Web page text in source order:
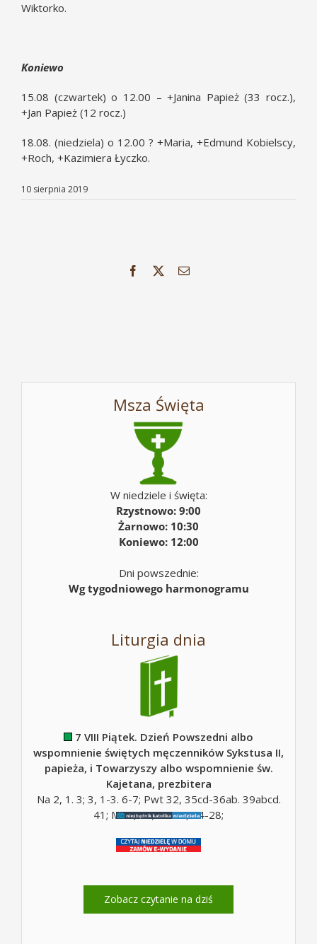
Wiktorko.
Koniewo
15.08 (czwartek) o 12.00 – +Janina Papież (33 rocz.),
+Jan Papież (12 rocz.)
18.08. (niedziela) o 12.00 ? +Maria, +Edmund Kobielscy,
+Roch, +Kazimiera Łyczko.
10 sierpnia 2019
Facebook Email
Msza Święta
W niedziele i święta:
Rzystnowo: 9:00
Żarnowo: 10:30
Koniewo: 12:00
Dni powszednie:
Wg tygodniowego harmonogramu
Liturgia dnia
7 VIII Piątek. Dzień Powszedni albo
wspomnienie świętych męczenników Sykstusa II,
papieża, i Towarzyszy albo wspomnienie św.
Kajetana, prezbitera
Na 2, 1. 3; 3, 1-3. 6-7; Pwt 32, 35cd-36ab. 39abcd.
41; Mt 5, 10; Mt 16, 24-28;
Zobacz czytanie na dziś